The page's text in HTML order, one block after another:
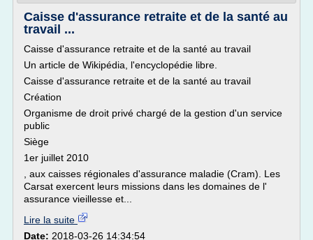
Caisse d'assurance retraite et de la santé au
travail ...
Caisse d'assurance retraite et de la santé au travail
Un article de Wikipédia, l'encyclopédie libre.
Caisse d'assurance retraite et de la santé au travail
Création
Organisme de droit privé chargé de la gestion d'un service
public
Siège
1er juillet 2010
, aux caisses régionales d'assurance maladie (Cram). Les
Carsat exercent leurs missions dans les domaines de l'
assurance vieillesse et...
Lire la suite
Date: 2018-03-26 14:34:54